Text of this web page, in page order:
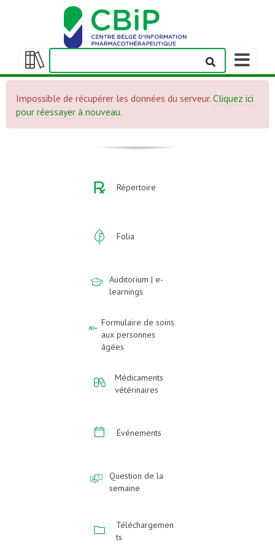
Afficher/masquer
table
des
Afficher/
la
barre
navigation
Impossible de récupérer les données du serveur. Cliquez ici
pour réessayer à nouveau.
Répertoire
Folia
Auditorium | e-
learnings
Formulaire de soins
aux personnes
âgées
Médicaments
vétérinaires
Événements
Question de la
semaine
Téléchargemen
ts